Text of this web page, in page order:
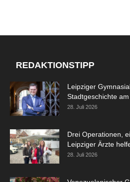
REDAKTIONSTIPP
Leipziger
Stadtgeschichte
28. Juli 2026
Drei Operationen,
Leipziger Ärzte
28. Juli 2026